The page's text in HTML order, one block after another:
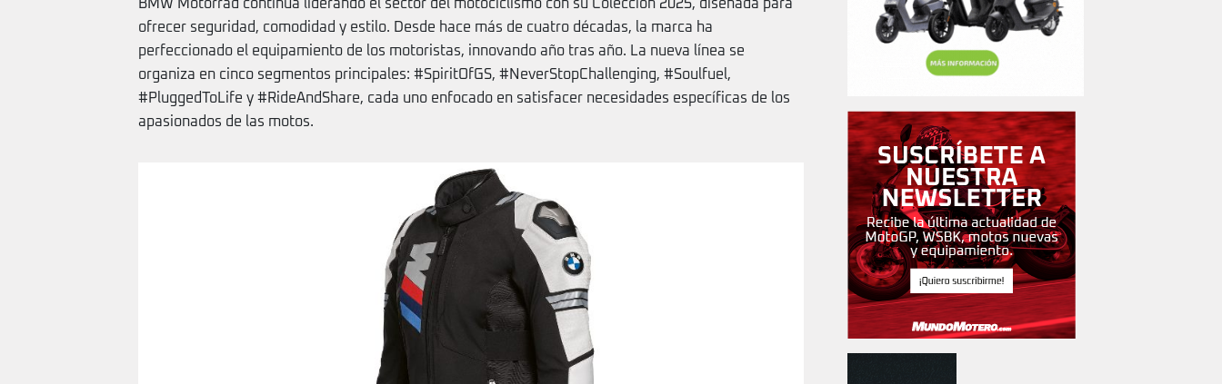
BMW Motorrad continúa liderando el sector del motociclismo con su Colección 2025, diseñada para
ofrecer seguridad, comodidad y estilo. Desde hace más de cuatro décadas, la marca ha
perfeccionado el equipamiento de los motoristas, innovando año tras año. La nueva línea se
organiza en cinco segmentos principales: #SpiritOfGS, #NeverStopChallenging, #Soulfuel,
#PluggedToLife y #RideAndShare, cada uno enfocado en satisfacer necesidades específicas de los
apasionados de las motos.